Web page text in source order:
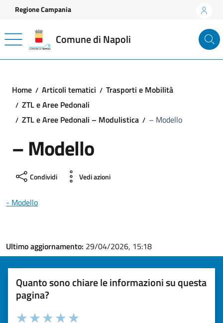
Vai ai contenuti
Vai al footer
Regione Campania
Comune di Napoli
Home Articoli tematici
Trasporti e Mobilità
ZTL e Aree Pedonali
ZTL e Aree Pedonali – Modulistica
– Modello
– Modello
Condividi Vedi azioni
- Modello
Ultimo aggiornamento: 29/04/2026, 15:18
Quanto sono chiare le informazioni su questa
pagina?
Valuta la chiarezza delle informazioni (da 1 a 5 stelle)
Seleziona il numero di stelle per valutare la chiarezza delle